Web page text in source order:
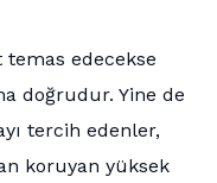
temas edecekse
doğrudur. Yine de
tercih edenler,
koruyan yüksek